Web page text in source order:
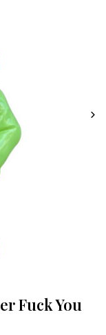
Fuck You